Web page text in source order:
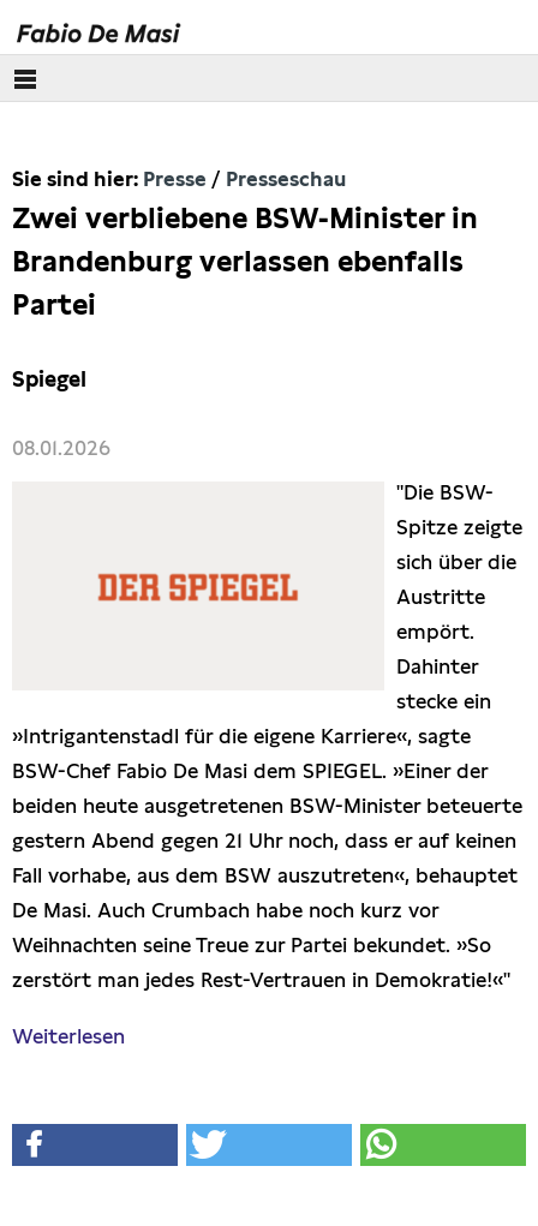
Europäisches Parlament
Themen
Presse
Pressebilder
Presseschau
Sie sind hier: Presse Presseschau
Zwei verbliebene BSW-Minister in
Brandenburg verlassen ebenfalls
Partei
Spiegel
08.01.2026
"Die BSW-
Spitze zeigte
sich über die
Austritte
empört.
Dahinter
stecke ein
»Intrigantenstadl für die eigene Karriere«, sagte
BSW-Chef Fabio De Masi dem SPIEGEL. »Einer der
beiden heute ausgetretenen BSW-Minister beteuerte
gestern Abend gegen 21 Uhr noch, dass er auf keinen
Fall vorhabe, aus dem BSW auszutreten«, behauptet
De Masi. Auch Crumbach habe noch kurz vor
Weihnachten seine Treue zur Partei bekundet. »So
zerstört man jedes Rest-Vertrauen in Demokratie!«"
Weiterlesen